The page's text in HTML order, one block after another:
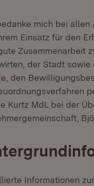
mich bei
Einsatz für den
Zusammenarbeit
der Stadt
den
Kurtz MdL bei der
Informationen